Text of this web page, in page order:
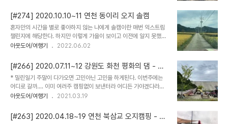
통 구멍 잘 챙겨야했는데 첨 가져나온지라 요로코롬 나무조각을 이용
해서 텐트면에 닿지 않게만 잘 구성 이중연통과 가죽 절연덮개가 필요
하단걸 역시 따땃하고 좋으니 편하게 누워서 쉬는 마님 밖에 나오면 일
단 쉬는게 쵝오 나는 밖으로 나왔지 오늘은 별사진도 건질 수 있을까
해서 별은 많은데 카메라에 담기는 쉽지않지 시린손을 감수하며 여러
를 느끼는데 즐거움에 대한 열정이 식은건지 몸이..
[#274] 2020.10.10~11 연천 동이리 오지 솔캠
혼자만의 시간을 별로 좋아하지 않는 나에게 솔캠이란 매번 익스트림
챌린지에 해당한다. 하지만 이렇게 가을이 보이고 이전에 알지 못했던
스페이스를 찾아낸다는것은 생각보다 재미있고 즐거운 일이라서 시간
다. 이곳에 자리를 잡고 대략적으로 여기가 어딘가 보니 동이리 주상절
리 포인트에서 강물 하류따라 대각선 아래 위치한곳 혼자 나오니 뭐 그
닥 짐이 많을 필요는 없었으나 기본적으로 있어야 할건 다 있어야 했기
에 뭐라도 먹고 뭐라도 채울라면 기본은 있어야하지 불멍시간도 필요
하고 나의 공간을 사진속에 남기는 시간도 혼자만의 생각정리 시간도
하자면 담아놓기만 했던 생각들을 풀어 내 머리속에..
아웃도어/여행기 2022.06.02
[#266] 2020.07.11~12 강원도 화천 평화의 댐 - 크
루캠핑
* 밀린일기 주말이 다가오면 고민아닌 고민을 하게된다. 이번주에는
어디로 갈까.... 이미 여러주 캠핑없이 보낸터라 어디든 가야겠다라고
생각하고 있던 차에 강원도 화천 평화의댐 캠핑장으로 가보자는 캠우
뭐랄까... 한강고수부지 나온거 같은 느낌? 평화의 댐 주변으로 수상레
저를 즐기는 사람들의 모습이 우리도 수상레저를 준비해왔으면 좋았
아웃도어/여행기 2021.03.19
[#263] 2020.04.18~19 연천 북삼교 오지캠핑 - 남